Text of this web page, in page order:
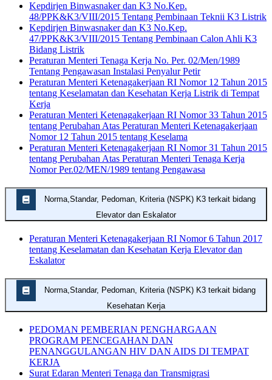
Kepdirjen Binwasnaker dan K3 No.Kep.
48/PPK&K3/VIII/2015 Tentang Pembinaan Teknii K3 Listrik
Kepdirjen Binwasnaker dan K3 No.Kep.
47/PPK&K3/VIII/2015 Tentang Pembinaan Calon Ahli K3
Bidang Listrik
Peraturan Menteri Tenaga Kerja No. Per. 02/Men/1989
Tentang Pengawasan Instalasi Penyalur Petir
Peraturan Menteri Ketenagakerjaan RI Nomor 12 Tahun 2015
tentang Keselamatan dan Kesehatan Kerja Listrik di Tempat
Kerja
Peraturan Menteri Ketenagakerjaan RI Nomor 33 Tahun 2015
tentang Perubahan Atas Peraturan Menteri Ketenagakerjaan
Nomor 12 Tahun 2015 tentang Keselama
Peraturan Menteri Ketenagakerjaan RI Nomor 31 Tahun 2015
tentang Perubahan Atas Peraturan Menteri Tenaga Kerja
Nomor Per.02/MEN/1989 tentang Pengawasa
Elevator dan Eskalator
Peraturan Menteri Ketenagakerjaan RI Nomor 6 Tahun 2017
tentang Keselamatan dan Kesehatan Kerja Elevator dan
Eskalator
Kesehatan Kerja
PEDOMAN PEMBERIAN PENGHARGAAN
PROGRAM PENCEGAHAN DAN
PENANGGULANGAN HIV DAN AIDS DI TEMPAT
KERJA
Surat Edaran Menteri Tenaga dan Transmigrasi